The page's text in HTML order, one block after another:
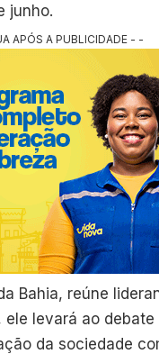
junho.
APÓS A PUBLICIDADE - -
Bahia, reúne
levará ao
da sociedade